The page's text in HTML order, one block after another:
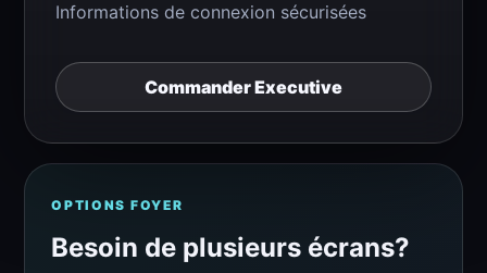
Informations de connexion sécurisées
Commander Executive
OPTIONS FOYER
Besoin de plusieurs écrans?